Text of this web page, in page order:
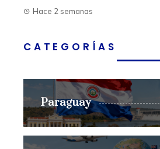
Hace 2 semanas
CATEGORÍAS
Paraguay